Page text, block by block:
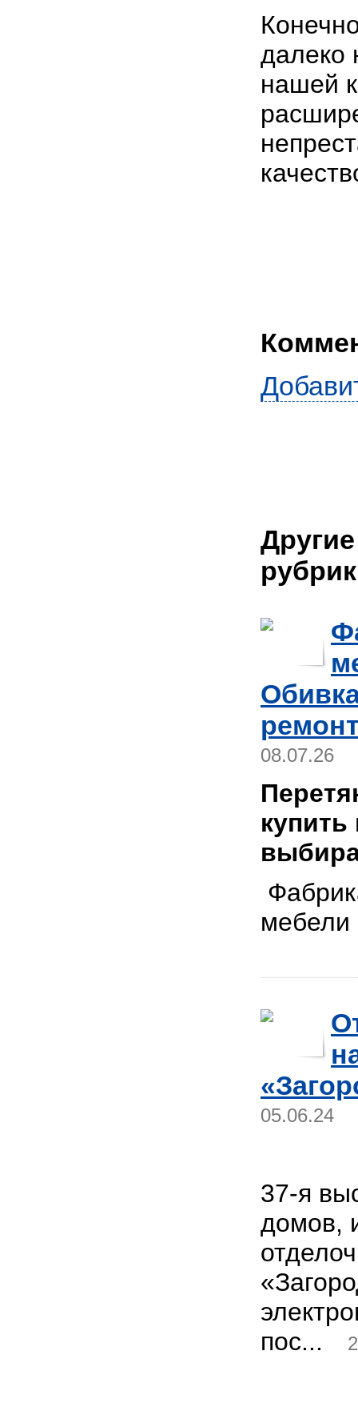
далеко
нашей
08.07.26
05.06.24
37-я
домов,
пос...